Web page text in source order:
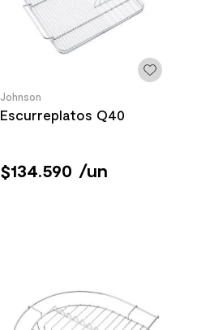
Johnson
Escurreplatos Q40
$134.590 /un